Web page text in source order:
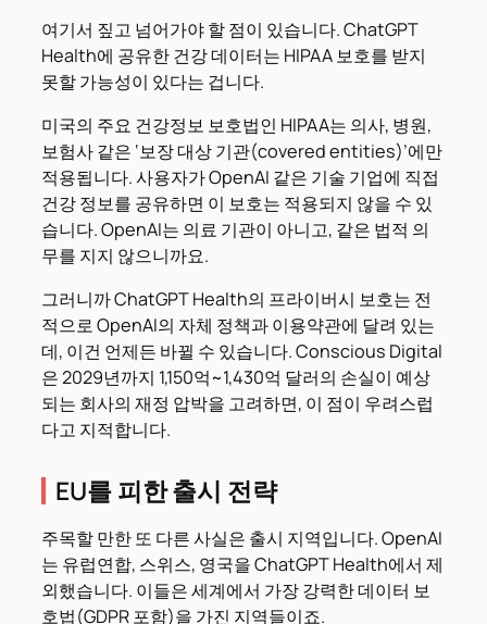
여기서 짚고 넘어가야 할 점이 있습니다. ChatGPT
Health에 공유한 건강 데이터는 HIPAA 보호를 받지
못할 가능성이 있다는 겁니다.
미국의 주요 건강정보 보호법인 HIPAA는 의사, 병원,
보험사 같은 ‘보장 대상 기관(covered entities)’에만
적용됩니다. 사용자가 OpenAI 같은 기술 기업에 직접
건강 정보를 공유하면 이 보호는 적용되지 않을 수 있
습니다. OpenAI는 의료 기관이 아니고, 같은 법적 의
무를 지지 않으니까요.
그러니까 ChatGPT Health의 프라이버시 보호는 전
적으로 OpenAI의 자체 정책과 이용약관에 달려 있는
데, 이건 언제든 바뀔 수 있습니다. Conscious Digital
은 2029년까지 1,150억~1,430억 달러의 손실이 예상
되는 회사의 재정 압박을 고려하면, 이 점이 우려스럽
다고 지적합니다.
EU를 피한 출시 전략
주목할 만한 또 다른 사실은 출시 지역입니다. OpenAI
는 유럽연합, 스위스, 영국을 ChatGPT Health에서 제
외했습니다. 이들은 세계에서 가장 강력한 데이터 보
호법(GDPR 포함)을 가진 지역들이죠.